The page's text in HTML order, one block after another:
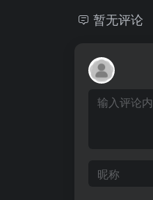
暂无评论